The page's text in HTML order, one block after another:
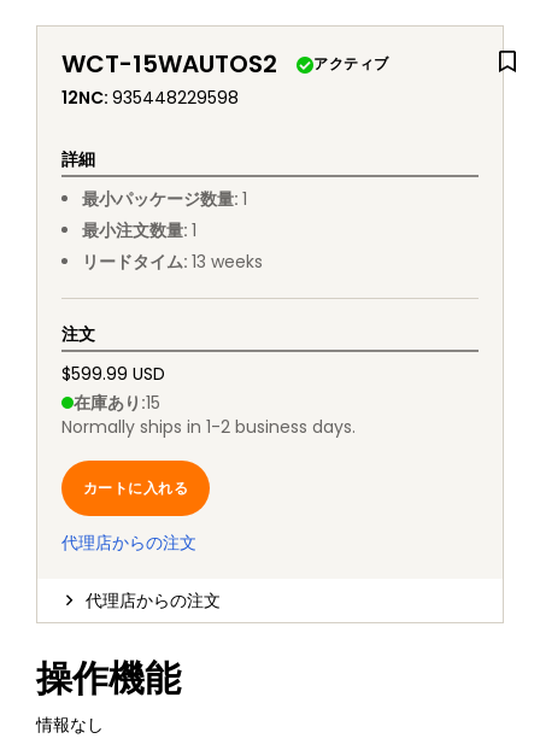
WCT-15WAUTOS2 アクティブ
12NC: 935448229598
詳細
最小パッケージ数量: 1
最小注文数量: 1
リードタイム: 13 weeks
注文
$599.99 USD
在庫あり :15
Normally ships in 1-2 business days.
カートに入れる
代理店からの注文
代理店からの注文
操作機能
情報なし